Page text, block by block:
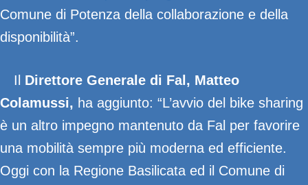
Comune di Potenza della collaborazione e della
disponibilità”.
Il Direttore Generale di Fal, Matteo
Colamussi, ha aggiunto: “L’avvio del bike sharing
è un altro impegno mantenuto da Fal per favorire
una mobilità sempre più moderna ed efficiente.
Oggi con la Regione Basilicata ed il Comune di